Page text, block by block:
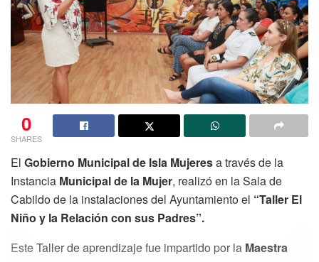
0
SHARES
El Gobierno Municipal de Isla Mujeresa través de la
Instancia Municipal de la Mujer, realizó en la Sala de
Cabildo de la instalaciones del Ayuntamiento el “Taller El
Niño y la Relación con sus Padres”.
Este Taller de aprendizaje fue impartido por la Maestra